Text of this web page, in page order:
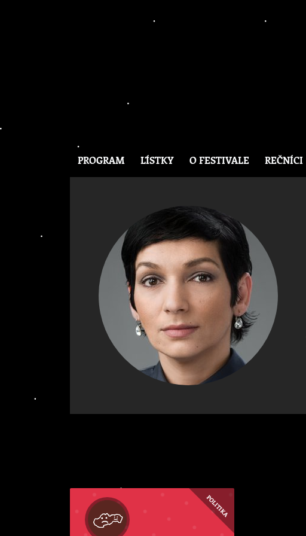
PROGRAM LÍSTKY O FESTIVALE REČNÍCI
POLITIKA